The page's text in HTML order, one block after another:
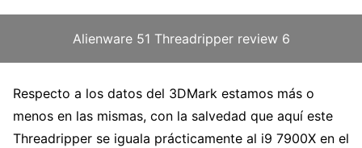
Alienware 51 Threadripper review 6
Respecto a los datos del 3DMark estamos más o
menos en las mismas, con la salvedad que aquí este
Threadripper se iguala prácticamente al i9 7900X en el